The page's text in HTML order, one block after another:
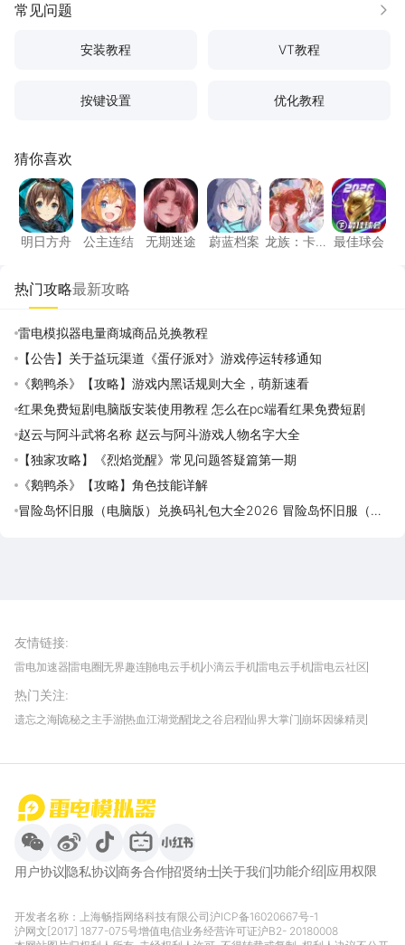
常见问题 更多
安装教程 VT教程
按键设置 优化教程
猜你喜欢
明日方舟
明日方舟
公主连结
公主连结
无期迷途
无期迷途
蔚蓝档案
蔚蓝档案
龙族：卡塞尔之
龙族：卡
最佳球
最佳球会
热门攻略最新攻略
雷电模拟器电量商城商品兑换教程
【公告】关于益玩渠道《蛋仔派对》游戏停运转移通知
《鹅鸭杀》【攻略】游戏内黑话规则大全，萌新速看
红果免费短剧电脑版安装使用教程 怎么在pc端看红果免费短剧
赵云与阿斗武将名称 赵云与阿斗游戏人物名字大全
【独家攻略】《烈焰觉醒》常见问题答疑篇第一期
《鹅鸭杀》【攻略】角色技能详解
冒险岛怀旧服（电脑版）兑换码礼包大全2026 冒险岛怀旧服（电
友情链接:
雷电加速器雷电圈无界趣连驰电云手机小滴云手机雷电云手机雷电云社区
我爱vr网华军软件园
热门关注:
遗忘之海诡秘之主手游热血江湖觉醒龙之谷启程仙界大掌门 崩坏因缘精灵
用户协议隐私协议商务合作招贤纳士关于我们功能介绍 应用权限
开发者名称：上海畅指网络科技有限公司沪ICP备16020667号-1
沪网文[2017] 1877-075号增值电信业务经营许可证沪B2- 20180008
首页
微信
微博 抖音 哔哩哔哩